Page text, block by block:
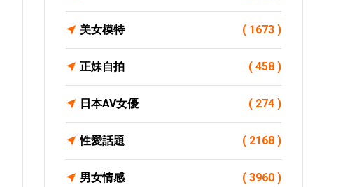
美女模特 ( 1673 )
正妹自拍 ( 458 )
日本AV女優 ( 274 )
性愛話題 ( 2168 )
男女情感 ( 3960 )